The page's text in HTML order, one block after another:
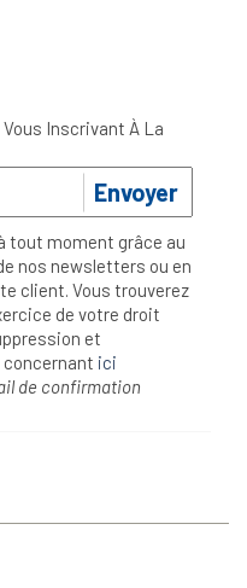
Inscrivant À La
Envoyer
tout moment grâce au
nos newsletters ou en
client. Vous trouverez
de votre droit
et
concernant ici
de confirmation